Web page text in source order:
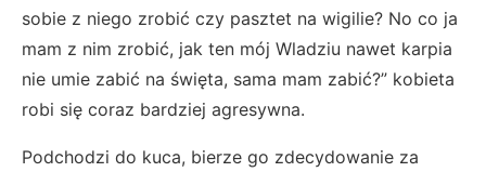
sobie z niego zrobić czy pasztet na wigilie? No co ja
mam z nim zrobić, jak ten mój Wladziu nawet karpia
nie umie zabić na święta, sama mam zabić?” kobieta
robi się coraz bardziej agresywna.
Podchodzi do kuca, bierze go zdecydowanie za